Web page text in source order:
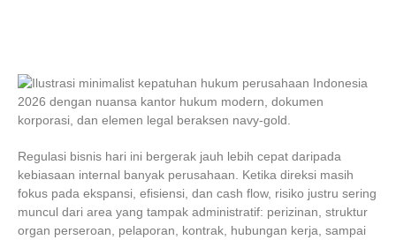
Regulasi bisnis hari ini bergerak jauh lebih cepat daripada
kebiasaan internal banyak perusahaan. Ketika direksi masih
fokus pada ekspansi, efisiensi, dan cash flow, risiko justru sering
muncul dari area yang tampak administratif: perizinan, struktur
organ perseroan, pelaporan, kontrak, hubungan kerja, sampai